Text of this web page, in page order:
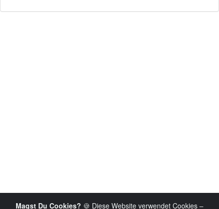
Magst Du Cookies? 🍪 Diese Website verwendet Cookies –